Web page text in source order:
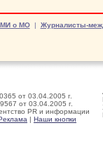
о МО| Журналисты-
от 03.04.2005 г.
от 03.04.2005 г.
PR и информации
| Наши кнопки